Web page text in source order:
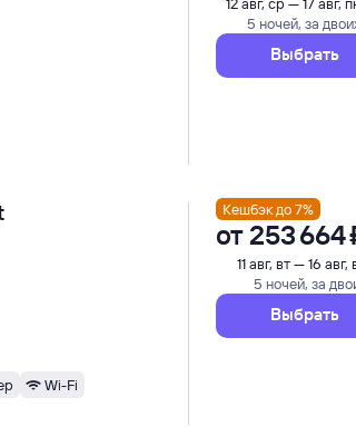
5 ночей, за
Выбрать
Wi-Fi
Кешбэк до 7%
от 253 ⁠664
11 авг, вт — 16 авг,
5 ночей, за
Выбрать